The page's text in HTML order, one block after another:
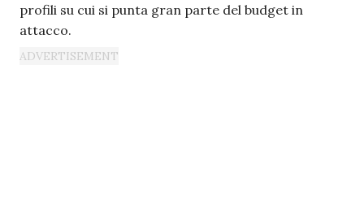
profili su cui si punta gran parte del budget in
attacco.